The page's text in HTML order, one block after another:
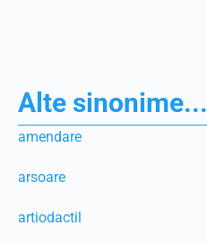
Alte sinonime...
amendare
arsoare
artiodactil